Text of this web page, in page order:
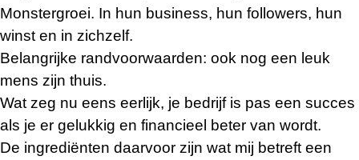
Monstergroei. In hun business, hun followers, hun
winst en in zichzelf.
Belangrijke randvoorwaarden: ook nog een leuk
mens zijn thuis.
Wat zeg nu eens eerlijk, je bedrijf is pas een succes
als je er gelukkig en financieel beter van wordt.
De ingrediënten daarvoor zijn wat mij betreft een